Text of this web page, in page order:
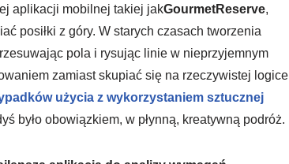
aplikacji mobilnej takiej jakGourmetReserve,
posiłki z góry. W starych czasach tworzenia
pola i rysując linie w nieprzyjemnym
zamiast skupiać się na rzeczywistej logice
użycia z wykorzystaniem sztucznej
było obowiązkiem, w płynną, kreatywną podróż.